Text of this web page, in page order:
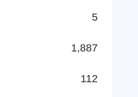
5
1,887
112